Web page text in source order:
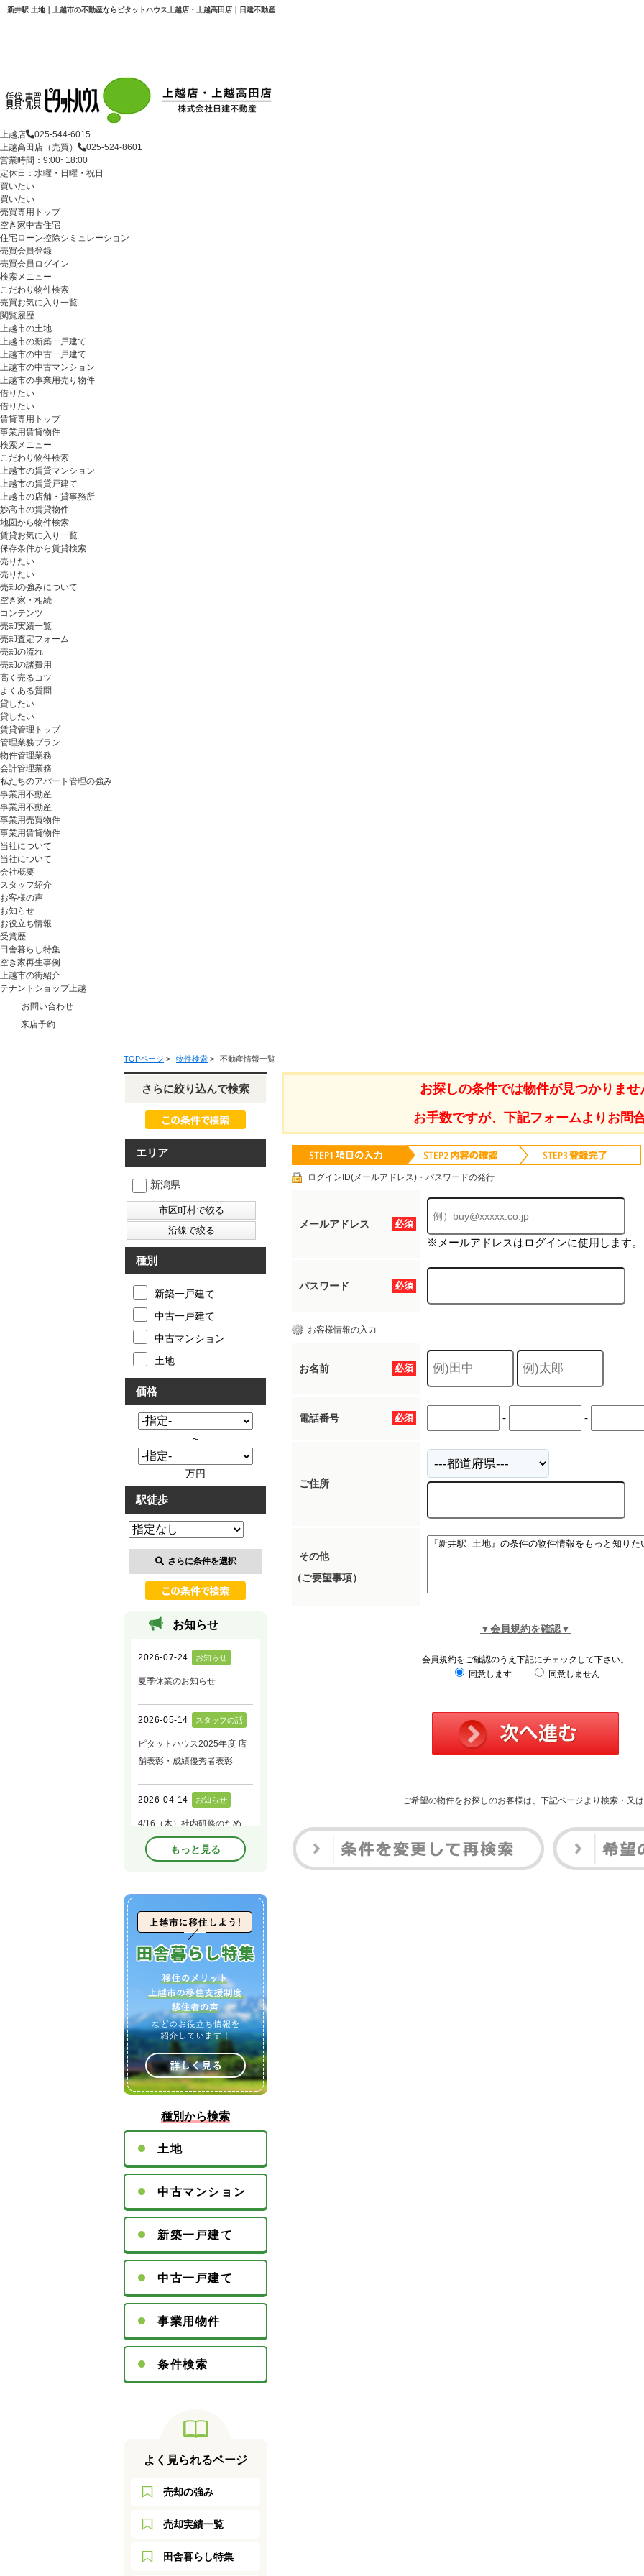
新井駅 土地｜上越市の不動産ならピタットハウス上越店・上越高田店｜日建不動産
上越店
025-544-6015
上越高田店（売買）
025-524-8601
営業時間：9:00~18:00
定休日：水曜・日曜・祝日
買いたい
買いたい
売買専用トップ
空き家中古住宅
住宅ローン控除シミュレーション
売買会員登録
売買会員ログイン
検索メニュー
こだわり物件検索
売買お気に入り一覧
閲覧履歴
上越市の土地
上越市の新築一戸建て
上越市の中古一戸建て
上越市の中古マンション
上越市の事業用売り物件
借りたい
借りたい
賃貸専用トップ
事業用賃貸物件
検索メニュー
こだわり物件検索
上越市の賃貸マンション
上越市の賃貸戸建て
上越市の店舗・貸事務所
妙高市の賃貸物件
地図から物件検索
賃貸お気に入り一覧
保存条件から賃貸検索
売りたい
売りたい
売却の強みについて
空き家・相続
コンテンツ
売却実績一覧
売却査定フォーム
売却の流れ
売却の諸費用
高く売るコツ
よくある質問
貸したい
貸したい
賃貸管理トップ
管理業務プラン
物件管理業務
会計管理業務
私たちのアパート管理の強み
事業用不動産
事業用不動産
事業用売買物件
事業用賃貸物件
当社について
当社について
会社概要
スタッフ紹介
お客様の声
お知らせ
お役立ち情報
受賞歴
田舎暮らし特集
空き家再生事例
上越市の街紹介
テナントショップ上越
お問い合わせ
来店予約
TOPページ > 物件検索 > 不動産情報一覧
お探しの条件では物件が見つかりませ
お手数ですが、下記フォームよりお問
ログインID(メールアドレス)・パスワードの発行
必須
メールアドレス
※メールアドレスはログインに使用します。
必須
パスワード
お客様情報の入力
必須
お名前
必須
電話番号 - -
ご住所
その他
（ご要望事項）
▼会員規約を確認▼
会員規約をご確認のうえ下記にチェックして下さい。
同意します
同意しません
ご希望の物件をお探しのお客様は、下記ページより検索・又は
さらに絞り込んで検索
エリア
新潟県
種別
新築一戸建て
中古一戸建て
中古マンション
土地
価格
～
万円
駅徒歩
さらに条件を選択
お知らせ
もっと見る
種別から検索
土地
中古マンション
新築一戸建て
中古一戸建て
事業用物件
条件検索
よく見られるページ
売却の強み
売却実績一覧
田舎暮らし特集